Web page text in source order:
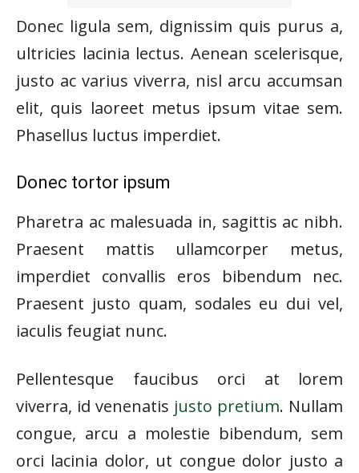
Donec ligula sem, dignissim quis purus a,
ultricies lacinia lectus. Aenean scelerisque,
justo ac varius viverra, nisl arcu accumsan
elit, quis laoreet metus ipsum vitae sem.
Phasellus luctus imperdiet.
Donec tortor ipsum
Pharetra ac malesuada in, sagittis ac nibh.
Praesent mattis ullamcorper metus,
imperdiet convallis eros bibendum nec.
Praesent justo quam, sodales eu dui vel,
iaculis feugiat nunc.
Pellentesque faucibus orci at lorem
viverra, id venenatis justo pretium. Nullam
congue, arcu a molestie bibendum, sem
orci lacinia dolor, ut congue dolor justo a